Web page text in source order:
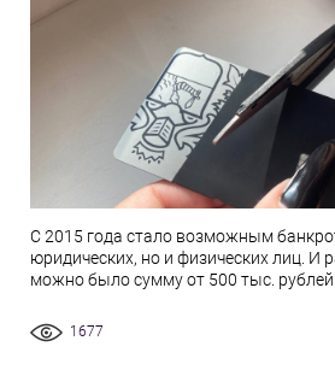
С 2015 года стало возможным
юридических, но и физических лиц. И
можно было сумму от 500 тыс.
1677